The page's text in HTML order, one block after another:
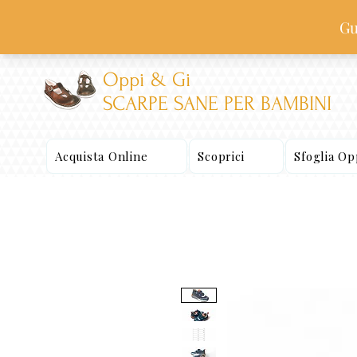
Oppi & Gi
SCARPE SANE PER BAMBINI
Acquista Online Scoprici Sfoglia